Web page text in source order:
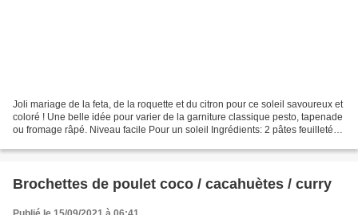
Joli mariage de la feta, de la roquette et du citron pour ce soleil savoureux et
coloré ! Une belle idée pour varier de la garniture classique pesto, tapenade
ou fromage râpé. Niveau facile Pour un soleil Ingrédients: 2 pâtes feuilletées
Brochettes de poulet coco / cacahuètes / curry